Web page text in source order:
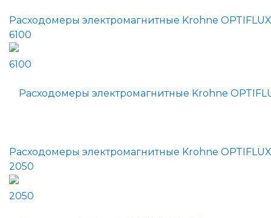
Расходомеры электромагнитные Krohne OPTIFLUX
6100
Расходомеры электромагнитные Krohne OPTIFLUX
2050